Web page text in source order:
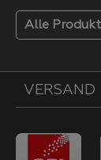
Alle
VERSAND